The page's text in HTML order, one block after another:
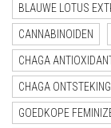
BLAUWE LOTUS
CANNABINOIDEN
CHAGA
CHAGA ONTSTEKING
GOEDKOPE